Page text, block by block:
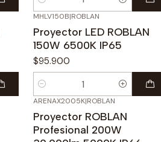
Cantidad
MHLV150B|ROBLAN
Proyector LED ROBLAN
150W 6500K IP65
$95.900
Cantidad
ARENAX2005K|ROBLAN
Proyector ROBLAN
Profesional 200W